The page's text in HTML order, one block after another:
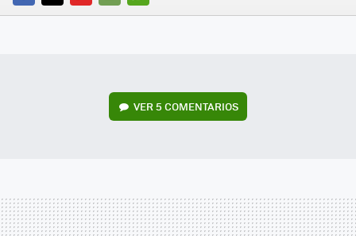
FACEBOOK
TWITTERFLIPBOARD
E-
WHATSAPP
VER5 COMENTARIOS